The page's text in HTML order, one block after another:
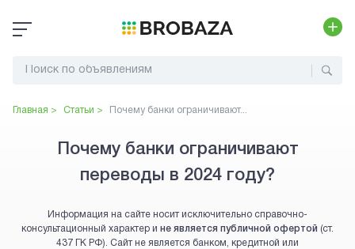
Главная > Статьи > Почему банки ограничивают...
Почему банки ограничивают
переводы в 2024 году?
Информация на сайте носит исключительно справочно-
консультационный характер и не является публичной офертой (ст.
437 ГК РФ). Сайт не является банком, кредитной или